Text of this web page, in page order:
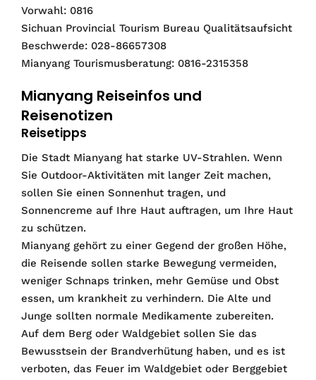
Vorwahl: 0816
Sichuan Provincial Tourism Bureau Qualitätsaufsicht
Beschwerde: 028-86657308
Mianyang Tourismusberatung: 0816-2315358
Mianyang Reiseinfos und
Reisenotizen
Reisetipps
Die Stadt Mianyang hat starke UV-Strahlen. Wenn
Sie Outdoor-Aktivitäten mit langer Zeit machen,
sollen Sie einen Sonnenhut tragen, und
Sonnencreme auf Ihre Haut auftragen, um Ihre Haut
zu schützen.
Mianyang gehört zu einer Gegend der großen Höhe,
die Reisende sollen starke Bewegung vermeiden,
weniger Schnaps trinken, mehr Gemüse und Obst
essen, um krankheit zu verhindern. Die Alte und
Junge sollten normale Medikamente zubereiten.
Auf dem Berg oder Waldgebiet sollen Sie das
Bewusstsein der Brandverhütung haben, und es ist
verboten, das Feuer im Waldgebiet oder Berggebiet